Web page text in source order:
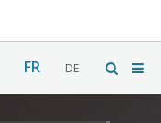
FR DE